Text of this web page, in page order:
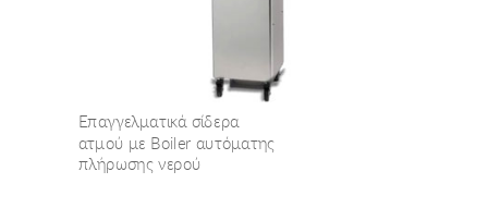
Επαγγελματικά σίδερα
ατμού με Boiler αυτόματης
πλήρωσης νερού